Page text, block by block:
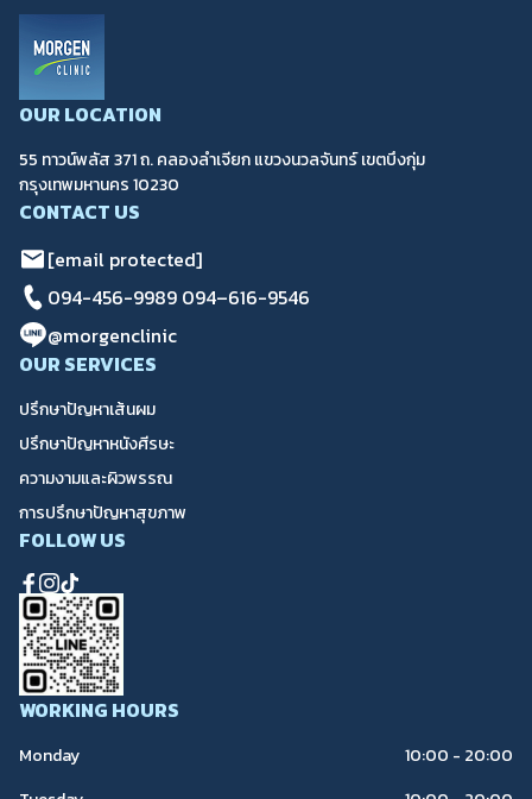
OUR LOCATION
55 ทาวน์พลัส 371 ถ. คลองลำเจียก แขวงนวลจันทร์ เขตบึงกุ่ม
กรุงเทพมหานคร 10230
CONTACT US
[email protected]
094-456-9989 094–616-9546
@morgenclinic
OUR SERVICES
ปรึกษาปัญหาเส้นผม
ปรึกษาปัญหาหนังศีรษะ
ความงามและผิวพรรณ
การปรึกษาปัญหาสุขภาพ
FOLLOW US
WORKING HOURS
Monday
10:00 - 20:00